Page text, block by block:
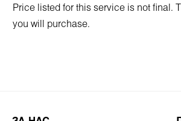
Price listed for this service is not final.
you will purchase.